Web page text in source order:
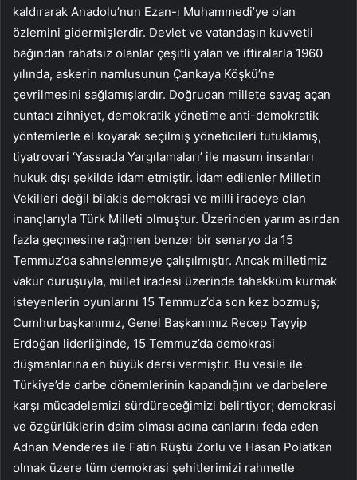
kaldırarak Anadolu’nun Ezan-ı Muhammedi’ye olan
özlemini gidermişlerdir. Devlet ve vatandaşın kuvvetli
bağından rahatsız olanlar çeşitli yalan ve iftiralarla 1960
yılında, askerin namlusunun Çankaya Köşkü’ne
çevrilmesini sağlamışlardır. Doğrudan millete savaş açan
cuntacı zihniyet, demokratik yönetime anti-demokratik
yöntemlerle el koyarak seçilmiş yöneticileri tutuklamış,
tiyatrovari ‘Yassıada Yargılamaları’ ile masum insanları
hukuk dışı şekilde idam etmiştir. İdam edilenler Milletin
Vekilleri değil bilakis demokrasi ve milli iradeye olan
inançlarıyla Türk Milleti olmuştur. Üzerinden yarım asırdan
fazla geçmesine rağmen benzer bir senaryo da 15
Temmuz’da sahnelenmeye çalışılmıştır. Ancak milletimiz
vakur duruşuyla, millet iradesi üzerinde tahakküm kurmak
isteyenlerin oyunlarını 15 Temmuz’da son kez bozmuş;
Cumhurbaşkanımız, Genel Başkanımız Recep Tayyip
Erdoğan liderliğinde, 15 Temmuz’da demokrasi
düşmanlarına en büyük dersi vermiştir. Bu vesile ile
Türkiye’de darbe dönemlerinin kapandığını ve darbelere
karşı mücadelemizi sürdüreceğimizi belirtiyor; demokrasi
ve özgürlüklerin daim olması adına canlarını feda eden
Adnan Menderes ile Fatin Rüştü Zorlu ve Hasan Polatkan
olmak üzere tüm demokrasi şehitlerimizi rahmetle